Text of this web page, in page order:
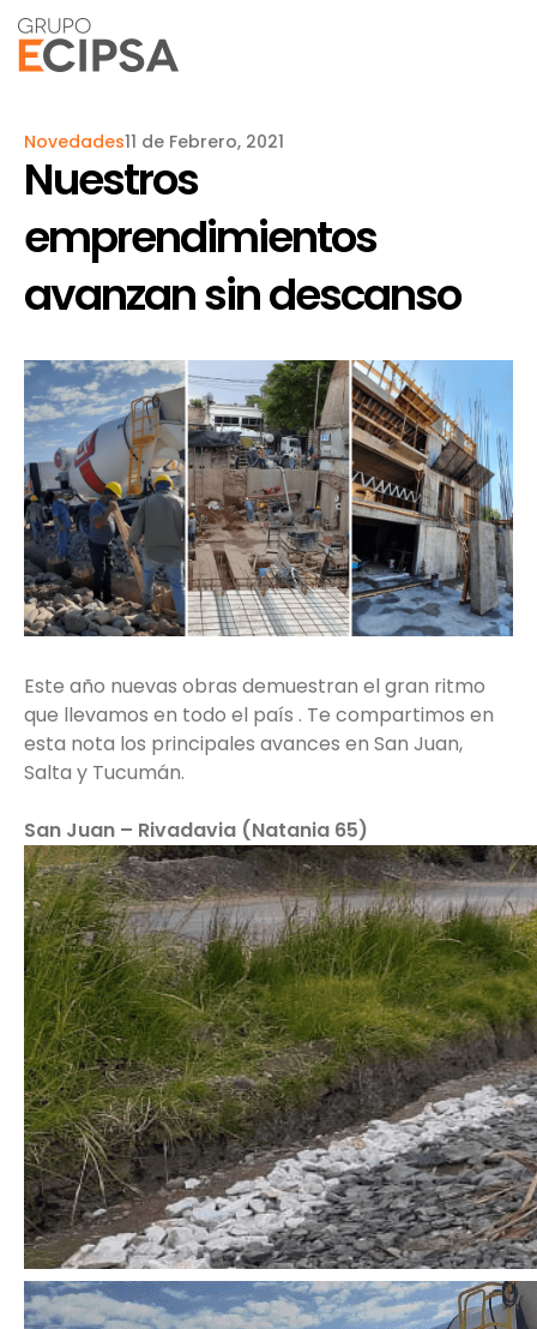
Novedades11 de Febrero, 2021
Nuestros
emprendimientos
avanzan sin descanso
Este año nuevas obras demuestran el gran ritmo
que llevamos en todo el país . Te compartimos en
esta nota los principales avances en San Juan,
Salta y Tucumán.
San Juan – Rivadavia (Natania 65)